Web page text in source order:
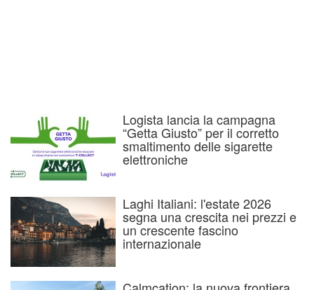
Logista lancia la campagna
“Getta Giusto” per il corretto
smaltimento delle sigarette
elettroniche
Laghi Italiani: l'estate 2026
segna una crescita nei prezzi e
un crescente fascino
internazionale